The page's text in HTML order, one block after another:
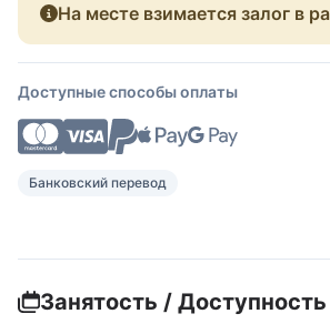
На месте взимается залог в
Доступные способы оплаты
Банковский перевод
Занятость / Доступность